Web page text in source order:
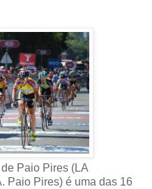
Paio Pires (LA
Paio Pires) é uma das 16